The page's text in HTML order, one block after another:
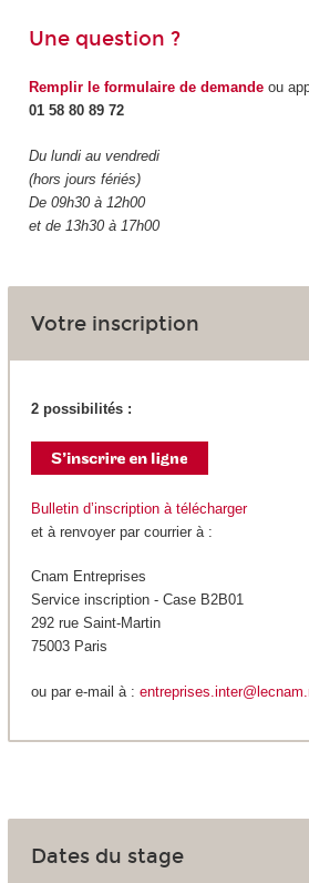
Une question ?
Remplir le formulaire de demandeou
01 58 80 89 72
Du lundi au vendredi
(hors jours fériés)
De 09h30 à 12h00
et de 13h30 à 17h00
Votre inscription
2 possibilités :
Bulletin d’inscription à télécharger
et à renvoyer par courrier à :
Cnam Entreprises
Service inscription - Case B2B01
292 rue Saint-Martin
75003 Paris
ou par e-mail à :
Dates du stage